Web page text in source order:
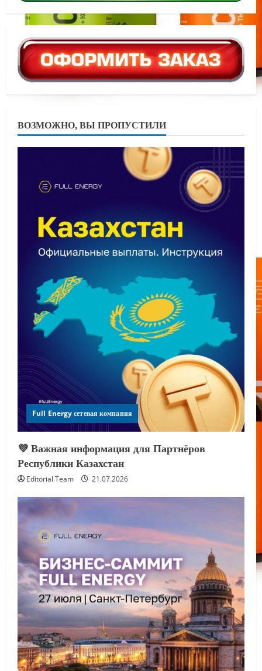
ВОЗМОЖНО, ВЫ ПРОПУСТИЛИ
Full Energy сетевая компания
💜 Важная информация для Партнёров
Республики Казахстан
Editorial Team 21.07.2026